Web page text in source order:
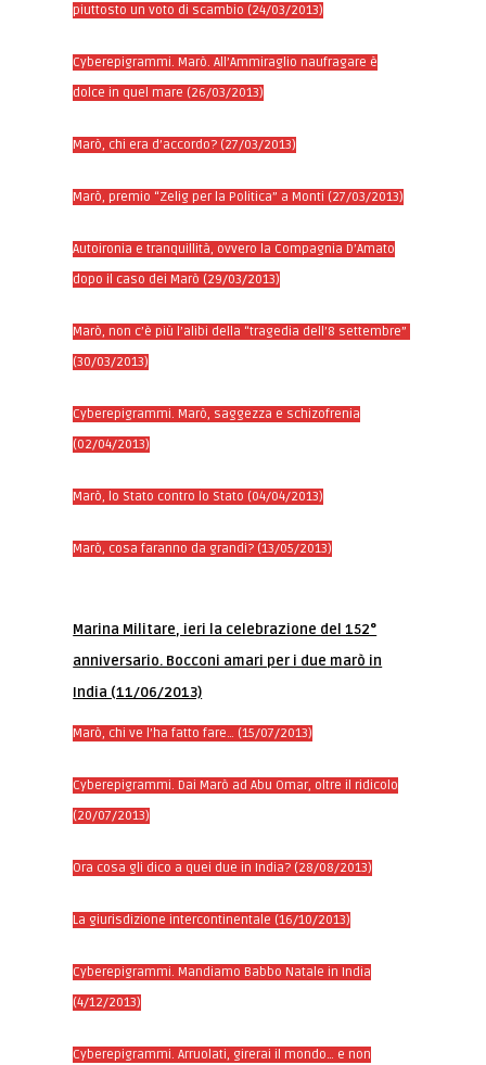
piuttosto un voto di scambio (24/03/2013)
Cyberepigrammi. Marò. All’Ammiraglio naufragare è
dolce in quel mare (26/03/2013)
Marò, chi era d’accordo? (27/03/2013)
Marò, premio “Zelig per la Politica” a Monti (27/03/2013)
Autoironia e tranquillità, ovvero la Compagnia D’Amato
dopo il caso dei Marò (29/03/2013)
Marò, non c’è più l’alibi della “tragedia dell’8 settembre”
(30/03/2013)
Cyberepigrammi. Marò, saggezza e schizofrenia
(02/04/2013)
Marò, lo Stato contro lo Stato (04/04/2013)
Marò, cosa faranno da grandi? (13/05/2013)
Marina Militare, ieri la celebrazione del 152°
anniversario. Bocconi amari per i due marò in
India (11/06/2013)
Marò, chi ve l’ha fatto fare… (15/07/2013)
Cyberepigrammi. Dai Marò ad Abu Omar, oltre il ridicolo
(20/07/2013)
Ora cosa gli dico a quei due in India? (28/08/2013)
La giurisdizione intercontinentale (16/10/2013)
Cyberepigrammi. Mandiamo Babbo Natale in India
(4/12/2013)
Cyberepigrammi. Arruolati, girerai il mondo… e non